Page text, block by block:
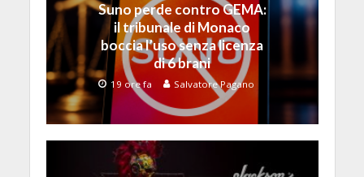
Suno perde contro GEMA:
il tribunale di Monaco
boccia l’uso senza licenza
di 6 brani
19 ore fa Salvatore Pagano